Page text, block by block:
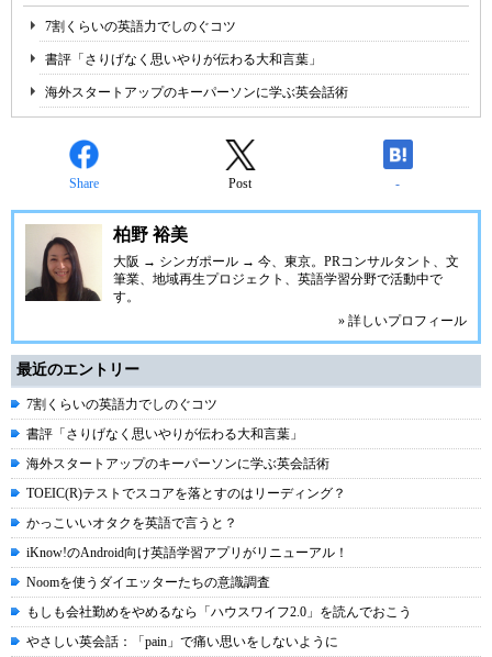
7割くらいの英語力でしのぐコツ
書評「さりげなく思いやりが伝わる大和言葉」
海外スタートアップのキーパーソンに学ぶ英会話術
Share Post -
柏野 裕美
大阪 → シンガポール → 今、東京。PRコンサルタント、文
筆業、地域再生プロジェクト、英語学習分野で活動中で
す。
» 詳しいプロフィール
最近のエントリー
7割くらいの英語力でしのぐコツ
書評「さりげなく思いやりが伝わる大和言葉」
海外スタートアップのキーパーソンに学ぶ英会話術
TOEIC(R)テストでスコアを落とすのはリーディング？
かっこいいオタクを英語で言うと？
iKnow!のAndroid向け英語学習アプリがリニューアル！
Noomを使うダイエッターたちの意識調査
もしも会社勤めをやめるなら「ハウスワイフ2.0」を読んでおこう
やさしい英会話：「pain」で痛い思いをしないように